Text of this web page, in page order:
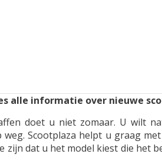
alle informatie over nieuwe
doet u niet zomaar. U wilt
Scootplaza helpt u graag
zijn dat u het model kiest die het